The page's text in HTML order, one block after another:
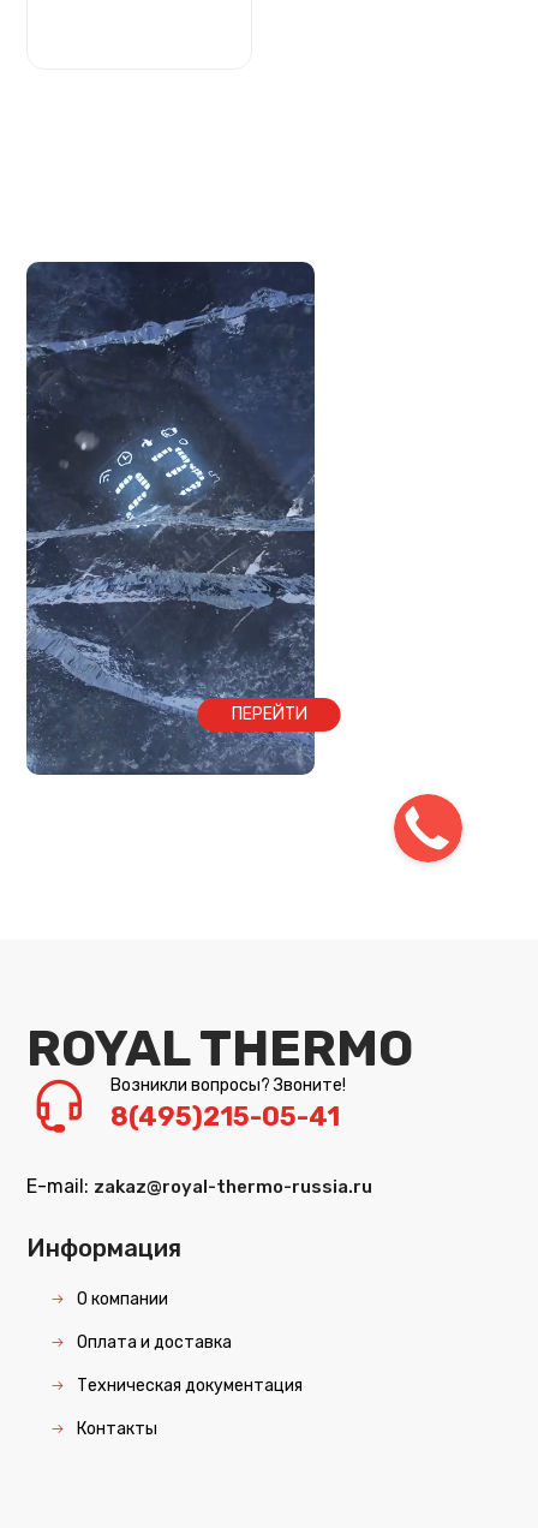
ПЕРЕЙТИ
ROYAL THERMO
Возникли вопросы? Звоните!
8(495)215-05-41
E-mail: zakaz@royal-thermo-russia.ru
Информация
О компании
Оплата и доставка
Техническая документация
Контакты